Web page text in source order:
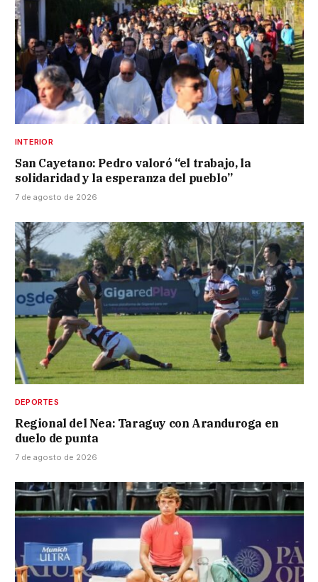
INTERIOR
San Cayetano: Pedro valoró “el trabajo, la
solidaridad y la esperanza del pueblo”
7 de agosto de 2026
DEPORTES
Regional del Nea: Taraguy con Aranduroga en
duelo de punta
7 de agosto de 2026